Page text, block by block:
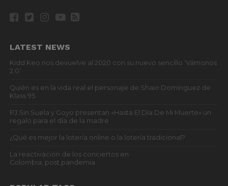
LATEST NEWS
Kidd Keo nos devuelve al 2020 con su nuevo sencillo ‘Vámonos
2.0’
Quién es en la vida real el personaje de Shaio Dominguez de
Klass 95
PJ Sin Suela y Goyo presentan «Hasta El Día De Mi Muerte» un
regalo para el día de la madre
¿Qué es mejor la lotería online o la lotería tradicional?
La reactivación de los conciertos en
Colombia, post pandemia